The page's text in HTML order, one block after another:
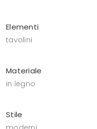
Elementi
tavolini
Materiale
in legno
Stile